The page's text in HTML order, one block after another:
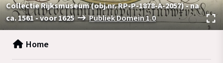
Collectie Rijksmuseum (obj.nr. RP-P-1878-A-2057) - na
ca. 1561 - voor 1625
Publiek Domein 1.0
Home